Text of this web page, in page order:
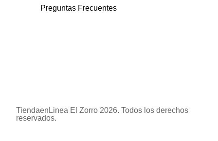
Preguntas Frecuentes
TiendaenLinea El Zorro 2026. Todos los derechos
reservados.